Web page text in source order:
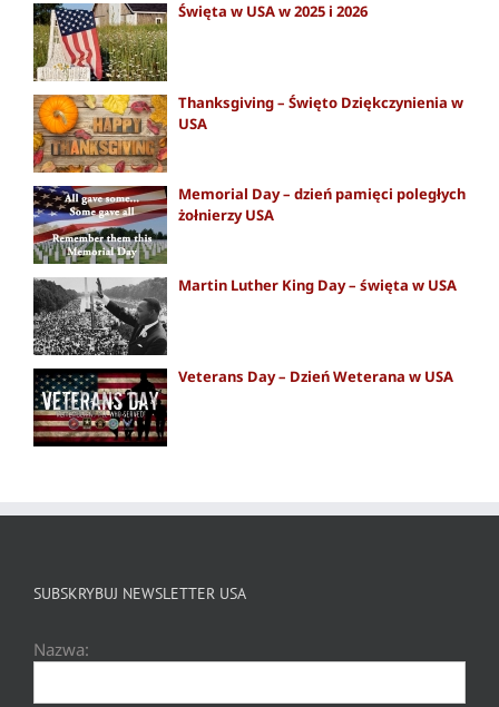
Święta w USA w 2025 i 2026
Thanksgiving – Święto Dziękczynienia w
USA
Memorial Day – dzień pamięci poległych
żołnierzy USA
Martin Luther King Day – święta w USA
Veterans Day – Dzień Weterana w USA
SUBSKRYBUJ NEWSLETTER USA
Nazwa: